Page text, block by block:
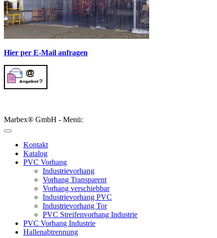
Hier per E-Mail anfragen
Marbex® GmbH - Menü:
Kontakt
Katalog
PVC Vorhang
Industrievorhang
Vorhang Transparent
Vorhang verschiebbar
Industrievorhang PVC
Industrievorhang Tor
PVC Streifenvorhang Industrie
PVC Vorhang Industrie
Hallenabtrennung